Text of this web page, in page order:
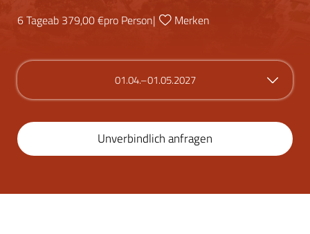
6 Tageab 379,00 €pro Person| Merken
01.04.–01.05.2027
Unverbindlich anfragen